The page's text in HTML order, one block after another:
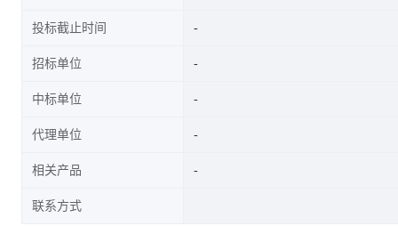
投标截止时间
招标单位
中标单位
代理单位
相关产品
联系方式